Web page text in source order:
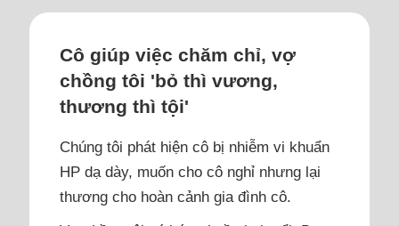
Cô giúp việc chăm chỉ, vợ
chồng tôi 'bỏ thì vương,
thương thì tội'
Chúng tôi phát hiện cô bị nhiễm vi khuẩn
HP dạ dày, muốn cho cô nghỉ nhưng lại
thương cho hoàn cảnh gia đình cô.